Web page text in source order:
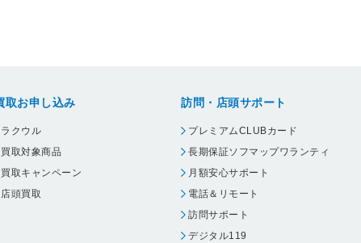
取お申し込み
ラクウル
買取対象商品
買取キャンペーン
店頭買取
訪問・店頭サポート
プレミアムCLUBカード
長期保証ソフマップワランティ
月額安心サポート
電話＆リモート
訪問サポート
デジタル119